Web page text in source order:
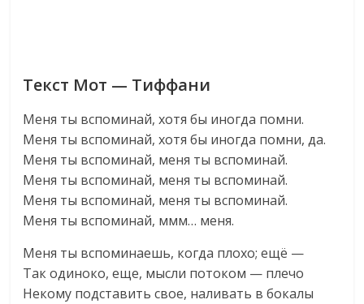
Текст Мот — Тиффани
Меня ты вспоминай, хотя бы иногда помни.
Меня ты вспоминай, хотя бы иногда помни, да.
Меня ты вспоминай, меня ты вспоминай.
Меня ты вспоминай, меня ты вспоминай.
Меня ты вспоминай, меня ты вспоминай.
Меня ты вспоминай, ммм… меня.
Меня ты вспоминаешь, когда плохо; ещё —
Так одиноко, еще, мысли потоком — плечо
Некому подставить свое, наливать в бокалы